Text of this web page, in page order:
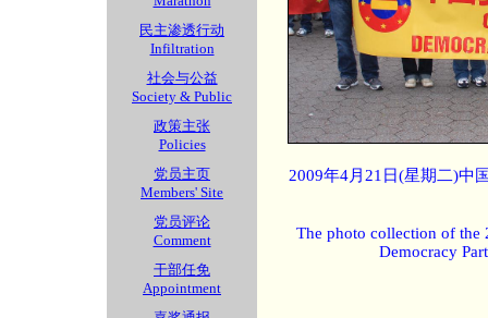
民主渗透行动
Infiltration
社会与公益
Society & Public
政策主张
Policies
党员主页
Members' Site
党员评论
Comment
干部任免
Appointment
2009年4月21日(星期二)中
The photo collection of the
Democracy